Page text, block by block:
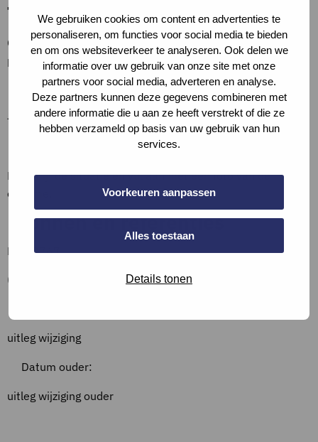
We gebruiken cookies om content en advertenties te
personaliseren, om functies voor social media te bieden
en om ons websiteverkeer te analyseren. Ook delen we
informatie over uw gebruik van onze site met onze
partners voor social media, adverteren en analyse.
Deze partners kunnen deze gegevens combineren met
andere informatie die u aan ze heeft verstrekt of die ze
hebben verzameld op basis van uw gebruik van hun
services.
Voorkeuren aanpassen
Alles toestaan
Details tonen
Toelichting op criteria
Gebreken, in de vorm van verwering enz., kunnen
plaatselijk tot regelmatig voorkomen. (NEN 2767).
Definities
–
Beschrijf de situatie en vul aan met een foto van de
opname.
Bronnen en referenties
NEN 2767
Overzicht wijzigingen
uitleg wijziging
Datum ouder:
uitleg wijziging ouder